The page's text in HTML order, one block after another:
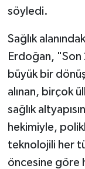
söyledi.
Sağlık
Erdoğan, "Son
büyük bir
alınan, birçok
sağlık
hekimiyle,
teknolojili her
öncesine göre